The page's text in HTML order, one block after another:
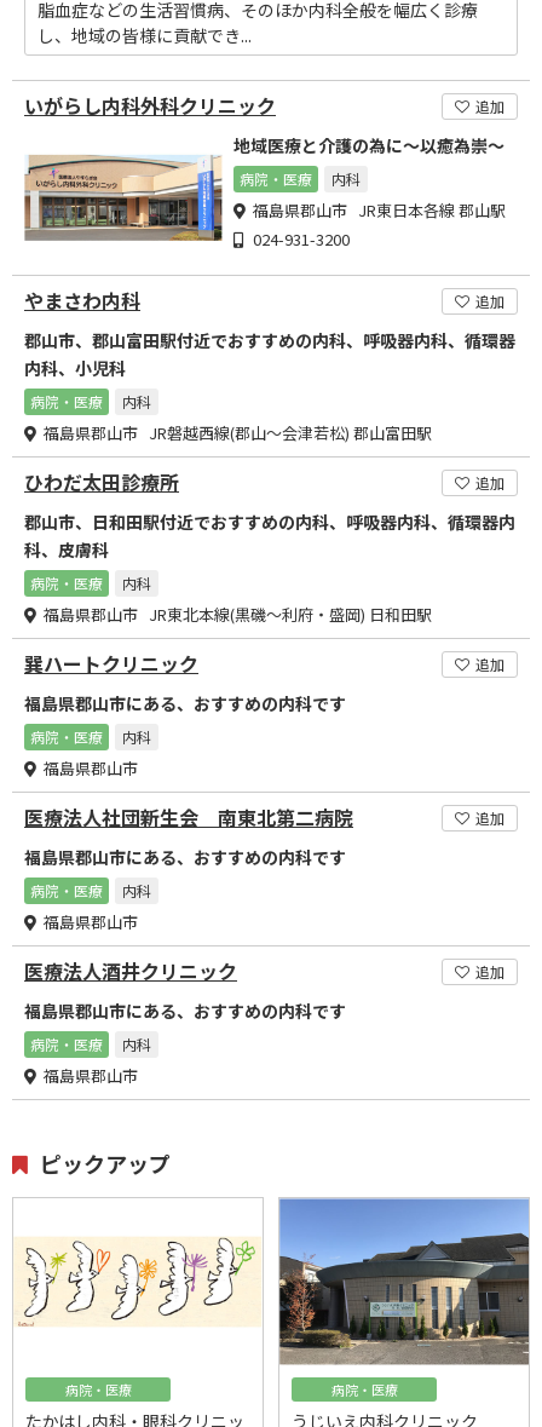
脂血症などの生活習慣病、そのほか内科全般を幅広く診療
し、地域の皆様に貢献でき...
いがらし内科外科クリニック 追加
地域医療と介護の為に～以癒為崇～
病院・医療 内科
福島県郡山市 JR東日本各線 郡山駅
024-931-3200
やまさわ内科 追加
郡山市、郡山富田駅付近でおすすめの内科、呼吸器内科、循環器
内科、小児科
病院・医療 内科
福島県郡山市 JR磐越西線(郡山～会津若松) 郡山富田駅
ひわだ太田診療所 追加
郡山市、日和田駅付近でおすすめの内科、呼吸器内科、循環器内
科、皮膚科
病院・医療 内科
福島県郡山市 JR東北本線(黒磯～利府・盛岡) 日和田駅
巽ハートクリニック 追加
福島県郡山市にある、おすすめの内科です
病院・医療 内科
福島県郡山市
医療法人社団新生会 南東北第二病院 追加
福島県郡山市にある、おすすめの内科です
病院・医療 内科
福島県郡山市
医療法人酒井クリニック 追加
福島県郡山市にある、おすすめの内科です
病院・医療 内科
福島県郡山市
ピックアップ
病院・医療
たかはし内科・眼科クリニッ
病院・医療
うじいえ内科クリニック